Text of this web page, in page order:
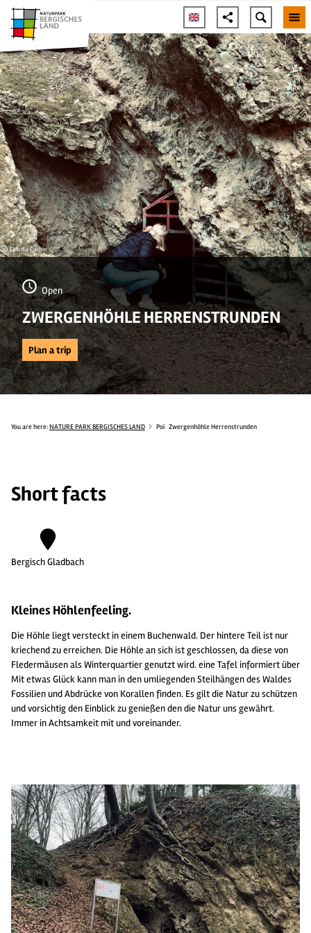
© Claudia Casper
Open
ZWERGENHÖHLE HERRENSTRUNDEN
Plan a trip
You are here: NATURE PARK BERGISCHES LAND Poi Zwergenhöhle Herrenstrunden
Short facts
Bergisch Gladbach
Kleines Höhlenfeeling.
Die Höhle liegt versteckt in einem Buchenwald. Der hintere Teil ist nur
kriechend zu erreichen. Die Höhle an sich ist geschlossen, da diese von
Fledermäusen als Winterquartier genutzt wird. eine Tafel informiert über
Mit etwas Glück kann man in den umliegenden Steilhängen des Waldes
Fossilien und Abdrücke von Korallen finden. Es gilt die Natur zu schützen
und vorsichtig den Einblick zu genießen den die Natur uns gewährt.
Immer in Achtsamkeit mit und voreinander.